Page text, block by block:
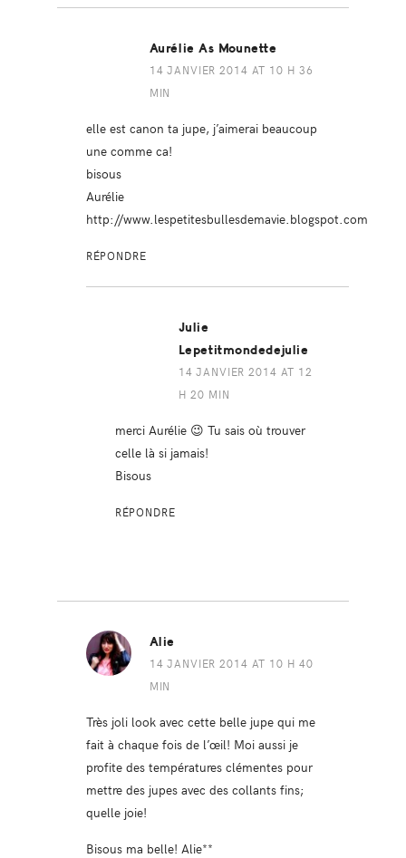
Aurélie As Mounette
14 JANVIER 2014 AT 10 H 36
MIN
elle est canon ta jupe, j’aimerai beaucoup
une comme ca!
bisous
Aurélie
http://www.lespetitesbullesdemavie.blogspot.com
RÉPONDRE
Julie
Lepetitmondedejulie
14 JANVIER 2014 AT 12
H 20 MIN
merci Aurélie 😉 Tu sais où trouver
celle là si jamais!
Bisous
RÉPONDRE
Alie
14 JANVIER 2014 AT 10 H 40
MIN
Très joli look avec cette belle jupe qui me
fait à chaque fois de l’œil! Moi aussi je
profite des températures clémentes pour
mettre des jupes avec des collants fins;
quelle joie!
Bisous ma belle! Alie**